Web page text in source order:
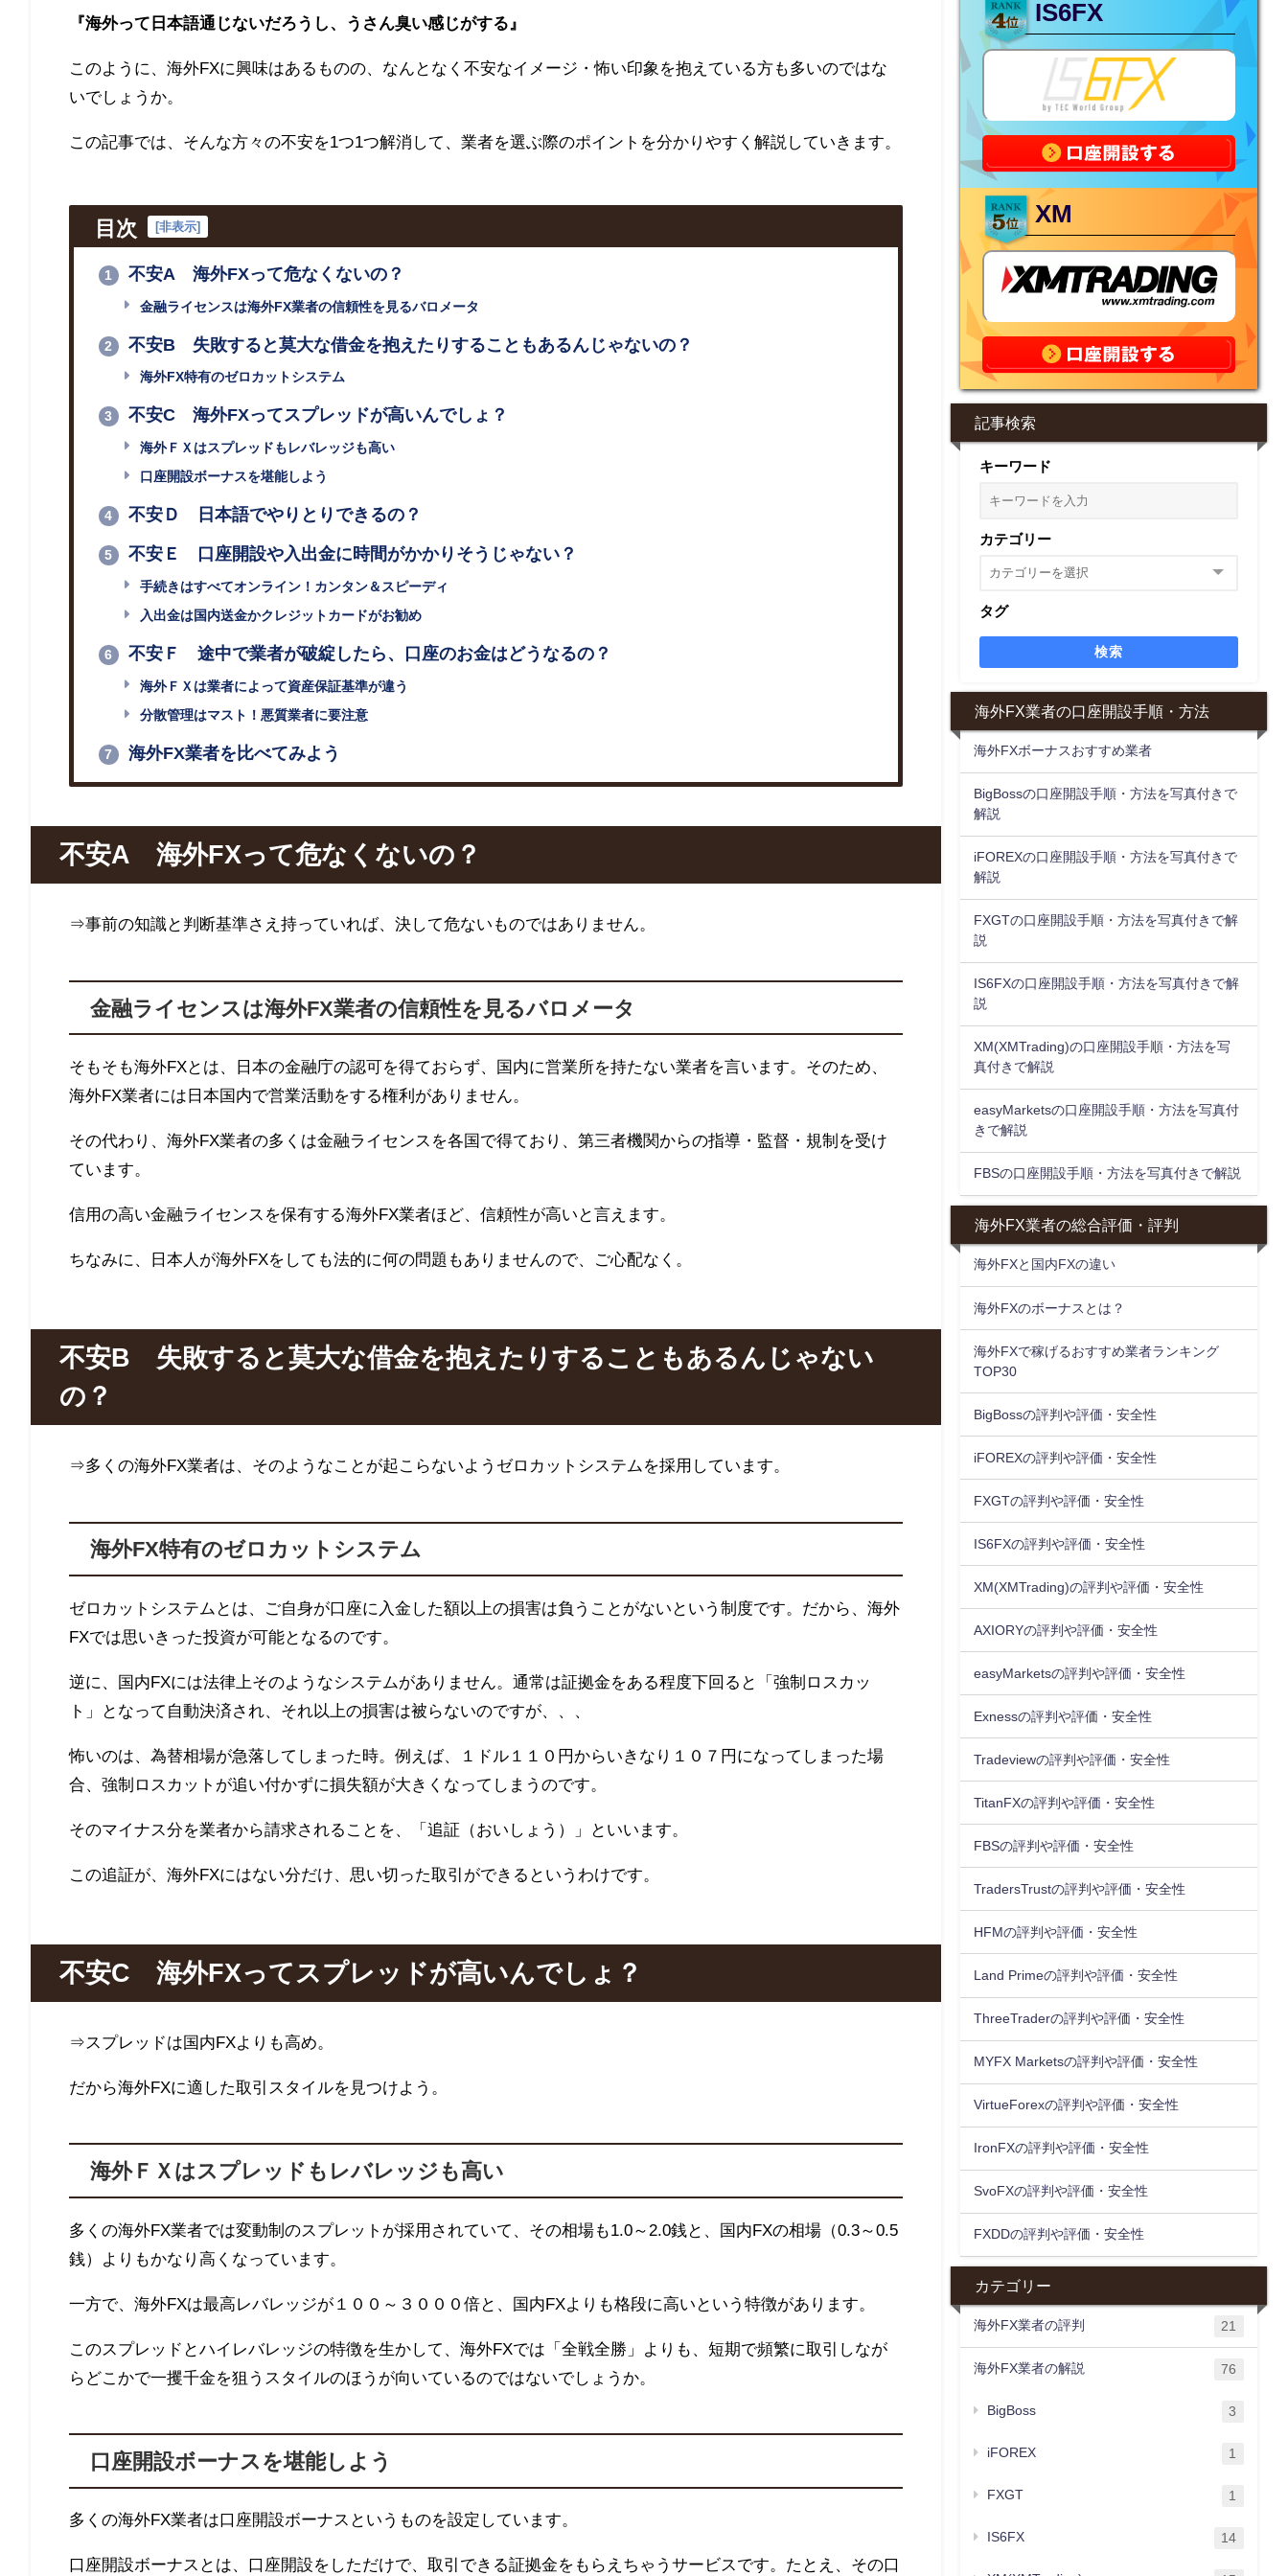
『海外って日本語通じないだろうし、うさん臭い感じがする』
このように、海外FXに興味はあるものの、なんとなく不安なイメージ・怖い印象を抱えている方も多いのではな
いでしょうか。
この記事では、そんな方々の不安を1つ1つ解消して、業者を選ぶ際のポイントを分かりやすく解説していきます。
目次 [非表示]
1 不安A 海外FXって危なくないの？
金融ライセンスは海外FX業者の信頼性を見るバロメータ
2 不安B 失敗すると莫大な借金を抱えたりすることもあるんじゃないの？
海外FX特有のゼロカットシステム
3 不安C 海外FXってスプレッドが高いんでしょ？
海外ＦＸはスプレッドもレバレッジも高い
口座開設ボーナスを堪能しよう
4 不安Ｄ 日本語でやりとりできるの？
5 不安Ｅ 口座開設や入出金に時間がかかりそうじゃない？
手続きはすべてオンライン！カンタン＆スピーディ
入出金は国内送金かクレジットカードがお勧め
6 不安Ｆ 途中で業者が破綻したら、口座のお金はどうなるの？
海外ＦＸは業者によって資産保証基準が違う
分散管理はマスト！悪質業者に要注意
7 海外FX業者を比べてみよう
不安A 海外FXって危なくないの？
⇒事前の知識と判断基準さえ持っていれば、決して危ないものではありません。
金融ライセンスは海外FX業者の信頼性を見るバロメータ
そもそも海外FXとは、日本の金融庁の認可を得ておらず、国内に営業所を持たない業者を言います。そのため、
海外FX業者には日本国内で営業活動をする権利がありません。
その代わり、海外FX業者の多くは金融ライセンスを各国で得ており、第三者機関からの指導・監督・規制を受け
ています。
信用の高い金融ライセンスを保有する海外FX業者ほど、信頼性が高いと言えます。
ちなみに、日本人が海外FXをしても法的に何の問題もありませんので、ご心配なく。
不安B 失敗すると莫大な借金を抱えたりすることもあるんじゃない
の？
⇒多くの海外FX業者は、そのようなことが起こらないようゼロカットシステムを採用しています。
海外FX特有のゼロカットシステム
ゼロカットシステムとは、ご自身が口座に入金した額以上の損害は負うことがないという制度です。だから、海外
FXでは思いきった投資が可能となるのです。
逆に、国内FXには法律上そのようなシステムがありません。通常は証拠金をある程度下回ると「強制ロスカッ
ト」となって自動決済され、それ以上の損害は被らないのですが、、、
怖いのは、為替相場が急落してしまった時。例えば、１ドル１１０円からいきなり１０７円になってしまった場
合、強制ロスカットが追い付かずに損失額が大きくなってしまうのです。
そのマイナス分を業者から請求されることを、「追証（おいしょう）」といいます。
この追証が、海外FXにはない分だけ、思い切った取引ができるというわけです。
不安C 海外FXってスプレッドが高いんでしょ？
⇒スプレッドは国内FX よりも高め。
だから海外FXに適した取引スタイルを見つけよう。
海外ＦＸはスプレッドもレバレッジも高い
多くの海外FX業者では変動制のスプレットが採用されていて、その相場も1.0～ 2.0銭と、国内FXの相場（0.3～0.5
銭）よりもかなり高くなっています。
一方で、海外FXは最高レバレッジが１００～３０００倍と、国内FX よりも格段に高いという特徴があります。
このスプレッドとハイレバレッジの特徴を生かして、海外FXでは「全戦全勝」よりも、短期で頻繁に取引しなが
らどこかで一攫千金を狙うスタイルのほうが向いているのではないでしょうか。
口座開設ボーナスを堪能しよう
多くの海外FX業者は口座開設ボーナスというものを設定しています。
口座開設ボーナスとは、口座開設をしただけで、取引できる証拠金をもらえちゃうサービスです。たとえ、その口
IS6FX
XM
記事検索
キーワード
カテゴリー
タグ
検索
海外FX業者の口座開設手順・方法
海外FXボーナスおすすめ業者
BigBossの口座開設手順・方法を写真付きで
解説
iFOREXの口座開設手順・方法を写真付きで
解説
FXGTの口座開設手順・方法を写真付きで解
説
IS6FXの口座開設手順・方法を写真付きで解
説
XM(XMTrading)の口座開設手順・方法を写
真付きで解説
easyMarketsの口座開設手順・方法を写真付
きで解説
FBSの口座開設手順・方法を写真付きで解説
海外FX業者の総合評価・評判
海外FXと国内FXの違い
海外FXのボーナスとは？
海外FXで稼げるおすすめ業者ランキング
TOP30
BigBossの評判や評価・安全性
iFOREXの評判や評価・安全性
FXGTの評判や評価・安全性
IS6FXの評判や評価・安全性
XM(XMTrading)の評判や評価・安全性
AXIORYの評判や評価・安全性
easyMarketsの評判や評価・安全性
Exnessの評判や評価・安全性
Tradeviewの評判や評価・安全性
TitanFXの評判や評価・安全性
FBSの評判や評価・安全性
TradersTrustの評判や評価・安全性
HFMの評判や評価・安全性
Land Primeの評判や評価・安全性
ThreeTraderの評判や評価・安全性
MYFX Marketsの評判や評価・安全性
VirtueForexの評判や評価・安全性
IronFXの評判や評価・安全性
SvoFXの評判や評価・安全性
FXDDの評判や評価・安全性
カテゴリー
海外FX業者の評判 21
海外FX業者の解説 76
BigBoss 3
iFOREX 1
FXGT 1
IS6FX 14